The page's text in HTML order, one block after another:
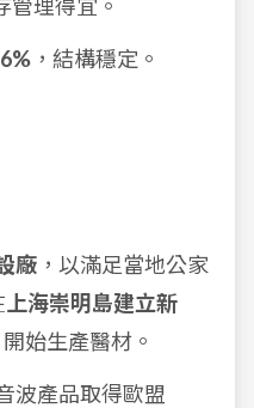
管理得宜。
，結構穩定。
廠 ，以滿足當地公家
上海崇明島建立新
始生產醫材。
波產品取得歐盟